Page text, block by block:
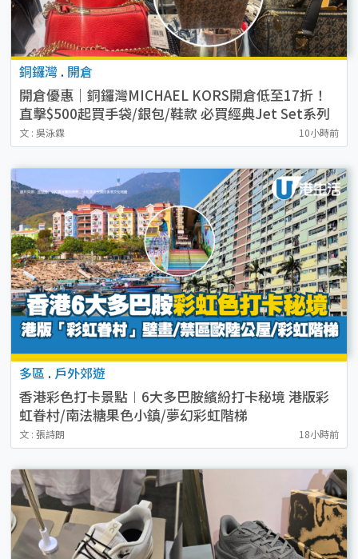
銅鑼灣 . 開倉
開倉優惠｜銅鑼灣MICHAEL KORS開倉低至17折！
直擊$500起買手袋/銀包/鞋款 必買經典Jet Set系列
文 : 吳泳霖 10小時前
多區 . 戶外郊遊
香港彩色打卡景點︱6大多巴胺繽紛打卡秘境 港版彩
虹眷村/南法糖果色小鎮/夢幻彩虹階梯
文 : 張詩朗 18小時前